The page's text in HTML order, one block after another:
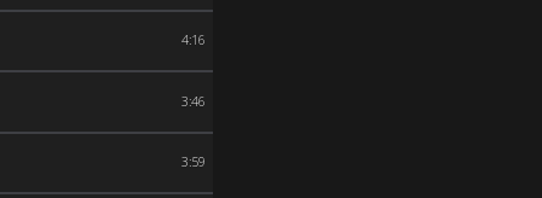
4:16
3:46
3:59